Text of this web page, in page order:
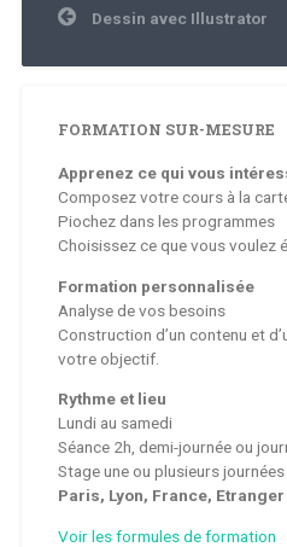
Navigation
de
Dessin avec Illustrator
FORMATION SUR-MESURE
Apprenez ce qui vous
Composez votre cours à la
Piochez dans les programmes
Choisissez ce que vous voulez
Formation personnalisée
Analyse de vos besoins
Construction d’un contenu et
votre objectif.
Rythme et lieu
Lundi au samedi
Séance 2h, demi-journée ou
Stage une ou plusieurs
Paris, Lyon, France, Etranger
Voir les formules de formation